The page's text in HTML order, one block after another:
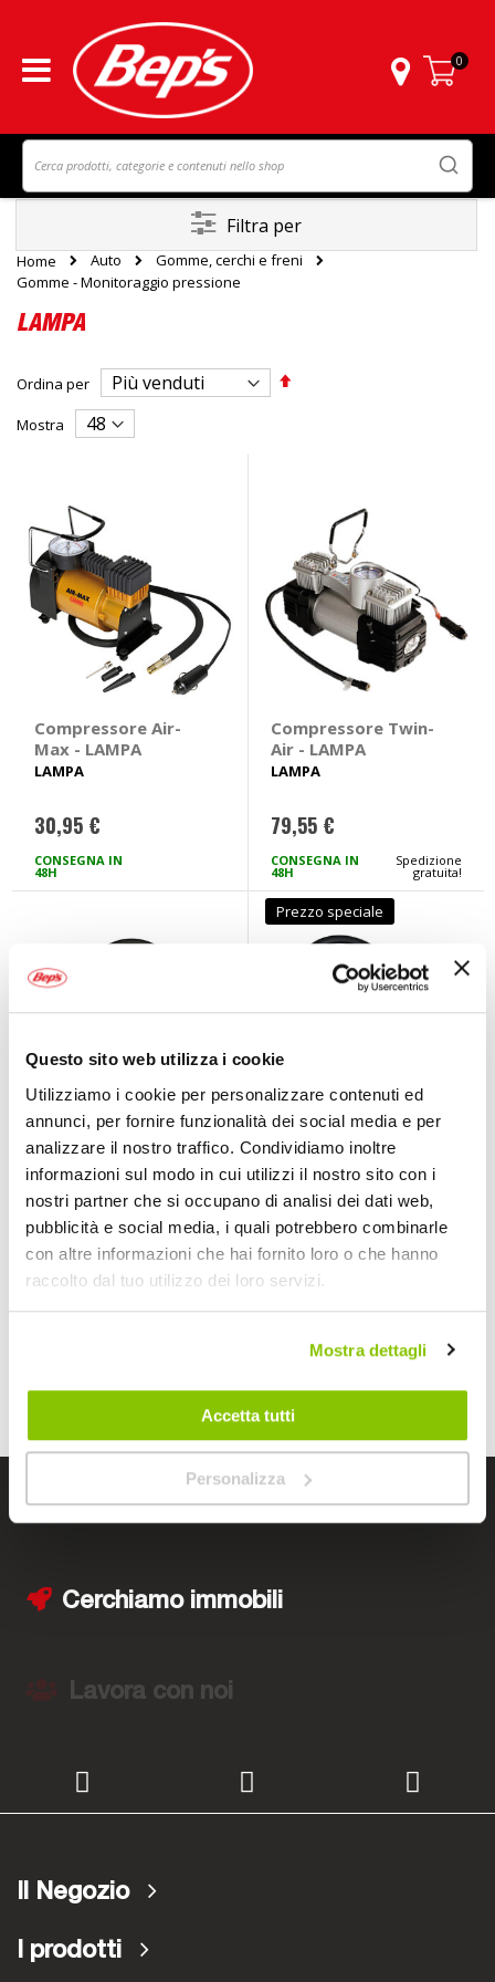
Questo sito web utilizza i cookie
Utilizziamo i cookie per personalizzare contenuti ed
annunci, per fornire funzionalità dei social media e per
analizzare il nostro traffico. Condividiamo inoltre
informazioni sul modo in cui utilizzi il nostro sito con i
nostri partner che si occupano di analisi dei dati web,
pubblicità e social media, i quali potrebbero combinarle
con altre informazioni che hai fornito loro o che hanno
raccolto dal tuo utilizzo dei loro servizi.
Mostra dettagli
Accetta tutti
Personalizza
Carrello
0
Home Auto
Gomme, cerchi e freni
Gomme - Monitoraggio pressione
LAMPA
Ordina per
Imposta
Mostra
Compressore Air-
Max - LAMPA
LAMPA
30,95 €
CONSEGNA IN
48H
Compressore Twin-
Air - LAMPA
LAMPA
79,55 €
CONSEGNA IN
48H
Spedizione
gratuita!
Pistola
gonfiapneumatici
Con manometro -
LAMPA
LAMPA
12 bar
32,95 €
48H
Prezzo speciale
Pistola
gonfiapneumatici
Con manometro -
LAMPA
LAMPA
21,95 €
48H
Filtra per
I negozi Bep's
Cerchiamo immobili
Lavora con noi
Il Negozio
I prodotti